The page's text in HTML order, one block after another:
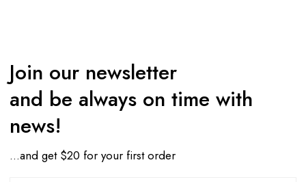
Join our newsletter
and be always on time with
news!
…and get $20 for your first order